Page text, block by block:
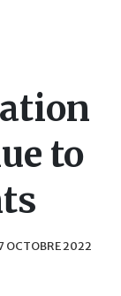
to
OCTOBRE 2022